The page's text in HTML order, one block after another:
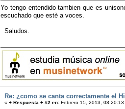
Yo tengo entendido tambien que es
escuchado que estè a voces.
Saludos.
Re: ¿como se canta correctamente el
« + Respuesta + #2 en: Febrero 15, 2013, 08:20:13